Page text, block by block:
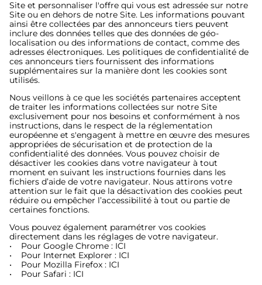
Site et personnaliser l'offre qui vous est adressée sur notre
Site ou en dehors de notre Site. Les informations pouvant
ainsi être collectées par des annonceurs tiers peuvent
inclure des données telles que des données de géo-
localisation ou des informations de contact, comme des
adresses électroniques. Les politiques de confidentialité de
ces annonceurs tiers fournissent des informations
supplémentaires sur la manière dont les cookies sont
utilisés.
Nous veillons à ce que les sociétés partenaires acceptent
de traiter les informations collectées sur notre Site
exclusivement pour nos besoins et conformément à nos
instructions, dans le respect de la réglementation
européenne et s'engagent à mettre en œuvre des mesures
appropriées de sécurisation et de protection de la
confidentialité des données. Vous pouvez choisir de
désactiver les cookies dans votre navigateur à tout
moment en suivant les instructions fournies dans les
fichiers d’aide de votre navigateur. Nous attirons votre
attention sur le fait que la désactivation des cookies peut
réduire ou empêcher l’accessibilité à tout ou partie de
certaines fonctions.
Vous pouvez également paramétrer vos cookies
directement dans les réglages de votre navigateur.
• Pour Google Chrome : ICI
• Pour Internet Explorer : ICI
• Pour Mozilla Firefox : ICI
• Pour Safari : ICI